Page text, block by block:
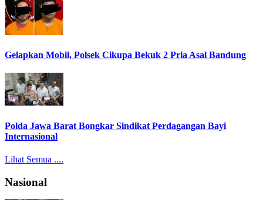
Gelapkan Mobil, Polsek Cikupa Bekuk 2 Pria Asal Bandung
Polda Jawa Barat Bongkar Sindikat Perdagangan Bayi
Internasional
Lihat Semua ....
Nasional